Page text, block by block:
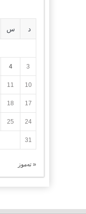
د س
3
4
10
11
17
18
24
25
31
« تەموز